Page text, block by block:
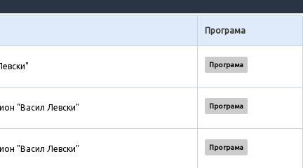
Програма
Програма
"Васил Левски" Програма
"Васил Левски" Програма